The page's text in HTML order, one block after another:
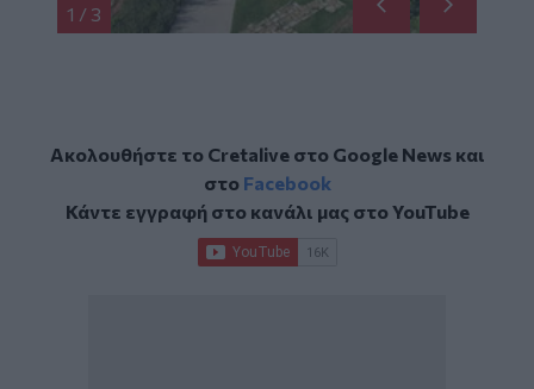
1 / 3
Ακολουθήστε το Cretalive στο Google Newsκαι
στο Facebook
Κάντε εγγραφή στο κανάλι μας στοYouTube